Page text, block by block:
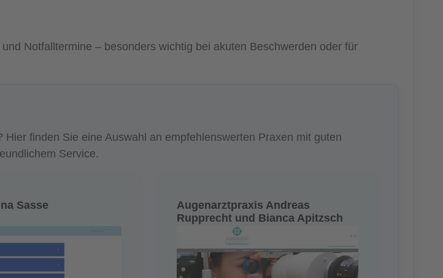
Notfalltermine – besonders wichtig bei akuten Beschwerden oder für
Hier finden Sie eine Auswahl an empfehlenswerten Praxen mit guten
Service.
Sasse
Augenarztpraxis Andreas
Rupprecht und Bianca Apitzsch